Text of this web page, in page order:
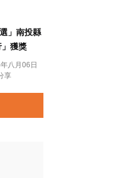
」南投縣
」獲獎
八月06日
享